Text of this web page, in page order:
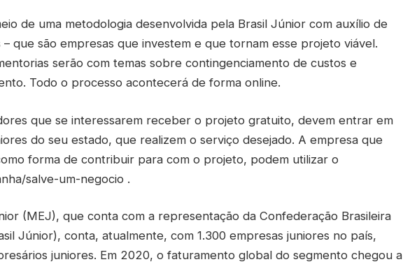
de uma metodologia desenvolvida pela Brasil Júnior com auxílio de
que são empresas que investem e que tornam esse projeto viável.
serão com temas sobre contingenciamento de custos e
Todo o processo acontecerá de forma online.
que se interessarem receber o projeto gratuito, devem entrar em
do seu estado, que realizem o serviço desejado. A empresa que
forma de contribuir para com o projeto, podem utilizar o
salve-um-negocio .
(MEJ), que conta com a representação da Confederação Brasileira
Júnior), conta, atualmente, com 1.300 empresas juniores no país,
juniores. Em 2020, o faturamento global do segmento chegou a